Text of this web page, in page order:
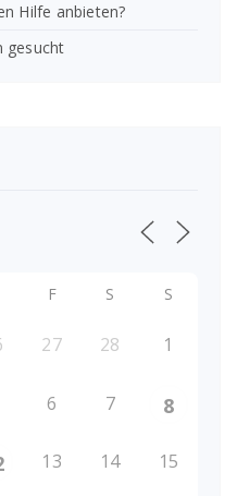
Hilfe anbieten?
gesucht
F S S
27 28 1
6 7 8
13 14 15